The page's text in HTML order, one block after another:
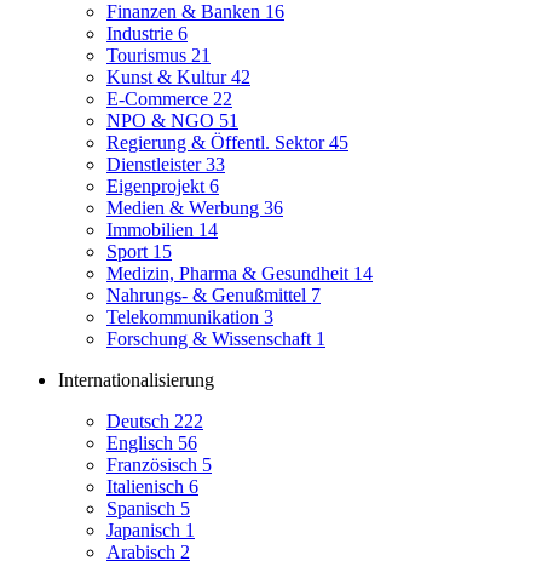
Finanzen & Banken 16
Industrie 6
Tourismus 21
Kunst & Kultur42
E-Commerce 22
NPO & NGO 51
Regierung & Öffentl. Sektor45
Dienstleister33
Eigenprojekt 6
Medien & Werbung 36
Immobilien 14
Sport 15
Medizin, Pharma & Gesundheit 14
Nahrungs- & Genußmittel 7
Telekommunikation 3
Forschung & Wissenschaft 1
Internationalisierung
Deutsch 222
Englisch 56
Französisch 5
Italienisch 6
Spanisch 5
Japanisch 1
Arabisch 2